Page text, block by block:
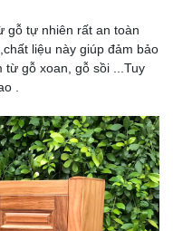
gỗ tự nhiên rất an toàn
liệu này giúp đảm bảo
từ gỗ xoan, gỗ sồi ...Tuy
.